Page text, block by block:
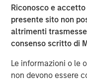
Riconosco e
presente sito non
altrimenti
consenso scritto di
Le informazioni o le
non devono essere
acquisition of a
be a partner to
closely with
for HighQ to be
strategic buyer,”
Director, Morgan